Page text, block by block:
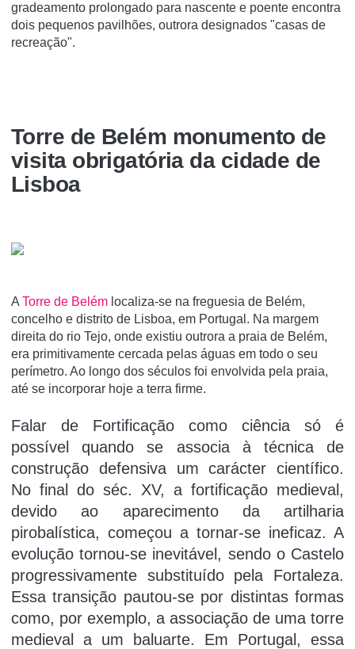
gradeamento prolongado para nascente e poente encontra
dois pequenos pavilhões, outrora designados "casas de
recreação".
Torre de Belém monumento de
visita obrigatória da cidade de
Lisboa
A Torre de Belém localiza-se na freguesia de Belém,
concelho e distrito de Lisboa, em Portugal. Na margem
direita do rio Tejo, onde existiu outrora a praia de Belém,
era primitivamente cercada pelas águas em todo o seu
perí­metro. Ao longo dos séculos foi envolvida pela praia,
até se incorporar hoje a terra firme.
Falar de Fortificação como ciência só é
possível quando se associa à técnica de
construção defensiva um carácter científico.
No final do séc. XV, a fortificação medieval,
devido ao aparecimento da artilharia
pirobalística, começou a tornar-se ineficaz. A
evolução tornou-se inevitável, sendo o Castelo
progressivamente substituído pela Fortaleza.
Essa transição pautou-se por distintas formas
como, por exemplo, a associação de uma torre
medieval a um baluarte. Em Portugal, essa